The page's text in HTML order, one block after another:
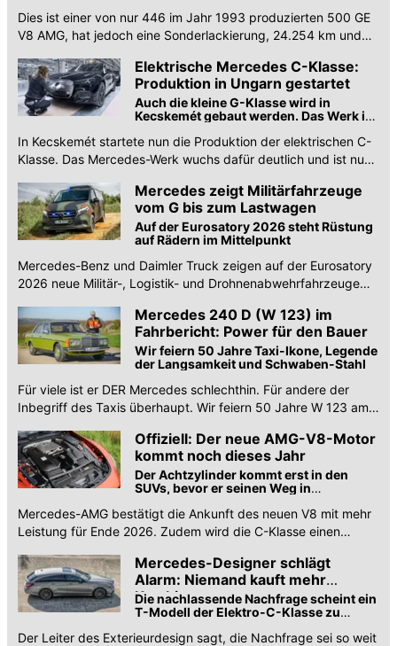
eine Sammlerhistorie
Dies ist einer von nur 446 im Jahr 1993 produzierten 500 GE
V8 AMG, hat jedoch eine Sonderlackierung, 24.254 km und
Elektrische Mercedes C-Klasse:
Produktion in Ungarn gestartet
Auch die kleine G-Klasse wird in
Kecskemét gebaut werden. Das Werk ist
Mercedes-Standort
In Kecskemét startete nun die Produktion der elektrischen C-
Klasse. Das Mercedes-Werk wuchs dafür deutlich und ist nun
Mercedes zeigt Militärfahrzeuge
vom G bis zum Lastwagen
Auf der Eurosatory 2026 steht Rüstung
auf Rädern im Mittelpunkt
Mercedes-Benz und Daimler Truck zeigen auf der Eurosatory
2026 neue Militär-, Logistik- und Drohnenabwehrfahrzeuge
Mercedes 240 D (W 123) im
Fahrbericht: Power für den Bauer
Wir feiern 50 Jahre Taxi-Ikone, Legende
der Langsamkeit und Schwaben-Stahl
Für viele ist er DER Mercedes schlechthin. Für andere der
Inbegriff des Taxis überhaupt. Wir feiern 50 Jahre W 123 am
Offiziell: Der neue AMG-V8-Motor
kommt noch dieses Jahr
Der Achtzylinder kommt erst in den
SUVs, bevor er seinen Weg in
Mercedes-AMG bestätigt die Ankunft des neuen V8 mit mehr
Leistung für Ende 2026. Zudem wird die C-Klasse einen
Mercedes-Designer schlägt
Alarm: Niemand kauft mehr
Kombis
Die nachlassende Nachfrage scheint ein
T-Modell der Elektro-C-Klasse zu
Der Leiter des Exterieurdesign sagt, die Nachfrage sei so weit